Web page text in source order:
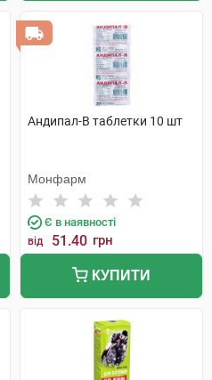
Андипал-В таблетки 10 шт
Монфарм
Є в наявності
від 51.40 грн
КУПИТИ